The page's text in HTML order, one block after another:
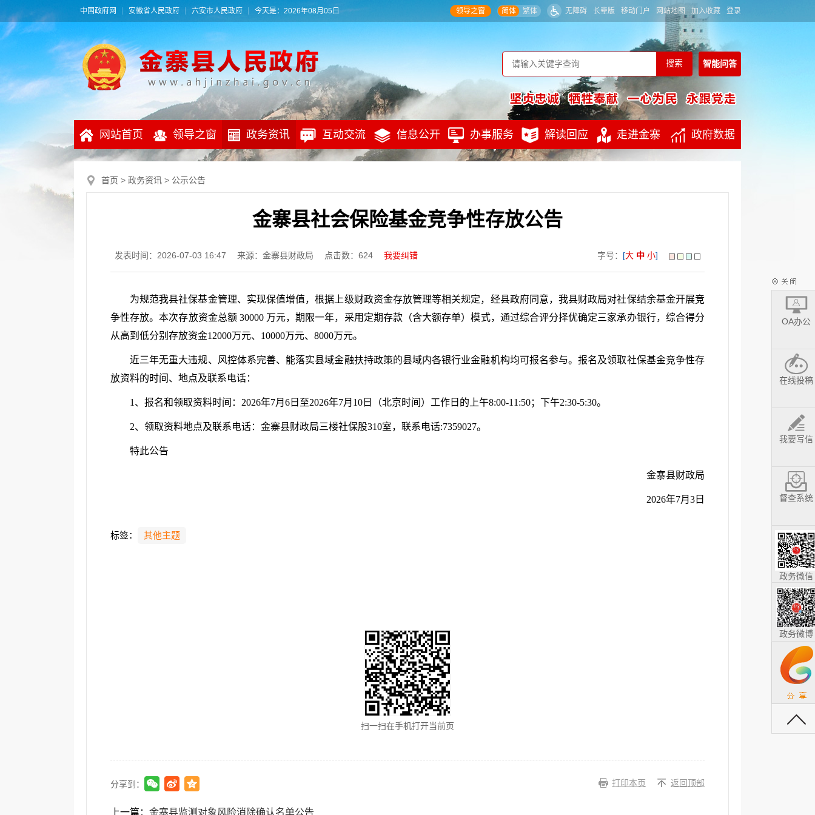
中国政府网 安徽省人民政府 六安市人民政府 今天是：2026年08月05日 领导之窗 简体 繁体 无障碍 长辈版 移动门户 网站地图 加入收藏 登录
智能问答
网站首页 领导之窗 政务资讯 互动交流 信息公开 办事服务 解读回应 走进金寨 政府数据
首页 > 政务资讯 > 公示公告
金寨县社会保险基金竞争性存放公告
发表时间：2026-07-03 16:47 来源：金寨县财政局 点击数： 624 我要纠错 字号： [大 中 小]
为规范我县社保基金管理、实现保值增值，根据上级财政资金存放管理等相关规定，经县政府同意，我县财政局对社保结余基金开展竞
争性存放。本次存放资金总额 30000 万元，期限一年，采用定期存款（含大额存单）模式，通过综合评分择优确定三家承办银行，综合得分
从高到低分别存放资金12000万元、10000万元、8000万元。
近三年无重大违规、风控体系完善、能落实县域金融扶持政策的县域内各银行业金融机构均可报名参与。报名及领取社保基金竞争性存
放资料的时间、地点及联系电话：
1、报名和领取资料时间：2026年7月6日至2026年7月10日（北京时间）工作日的上午8:00-11:50；下午2:30-5:30。
2、领取资料地点及联系电话：金寨县财政局三楼社保股310室，联系电话:7359027。
特此公告
金寨县财政局
2026年7月3日
标签： 其他主题
扫一扫在手机打开当前页
分享到： 打印本页 返回顶部
上一篇： 金寨县监测对象风险消除确认名单公告
OA办公
在线投稿
我要写信
督查系统
政务微信
政务微博